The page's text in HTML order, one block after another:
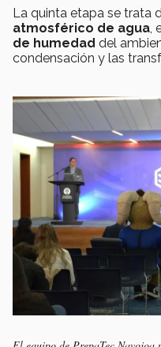
La quinta etapa se trata
atmosférico de agua,
de humedad del
condensación y las